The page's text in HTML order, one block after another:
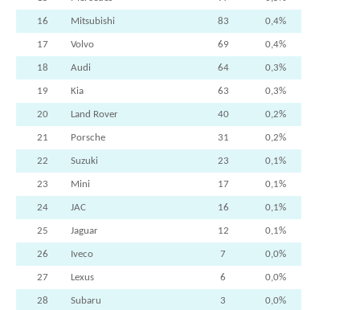
16 Mitsubishi 83 0,4%
17 Volvo 69 0,4%
18 Audi 64 0,3%
19 Kia 63 0,3%
20 Land Rover 40 0,2%
21 Porsche 31 0,2%
22 Suzuki 23 0,1%
23 Mini 17 0,1%
24 JAC 16 0,1%
25 Jaguar 12 0,1%
26 Iveco 7 0,0%
27 Lexus 6 0,0%
28 Subaru 3 0,0%